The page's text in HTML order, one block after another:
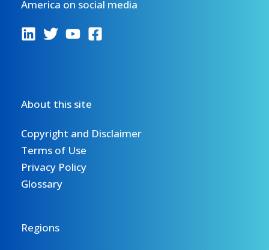
America on social media
About this site
Copyright and Disclaimer
Terms of Use
Privacy Policy
Glossary
Regions